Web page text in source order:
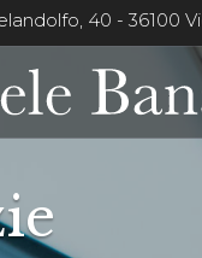
40 - 36100